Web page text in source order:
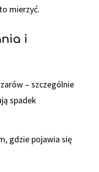
mierzyć.
i
– szczególnie
spadek
gdzie pojawia się